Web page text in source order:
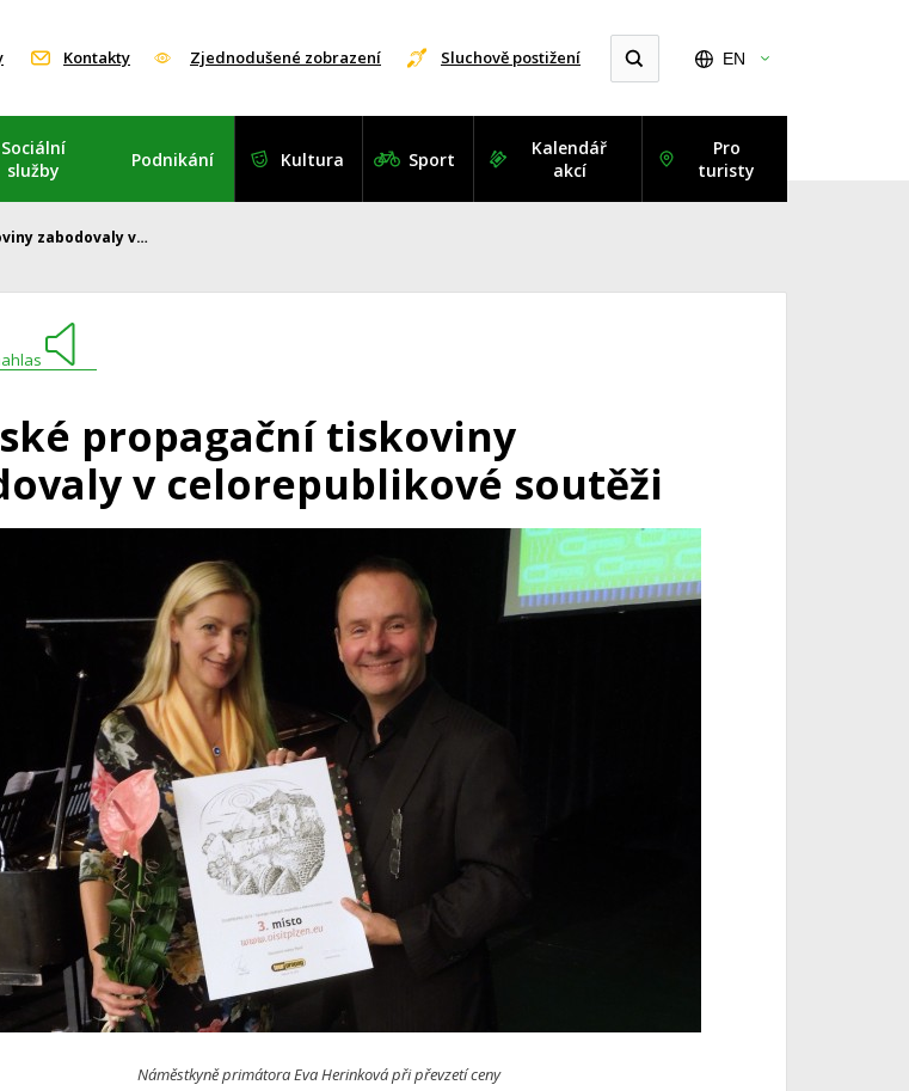
Kontakty Zjednodušené zobrazení Sluchově postižení EN
Sociální
služby
Podnikání Kultura Sport
Kalendář
akcí
Pro
turisty
zabodovaly v…
propagační tiskoviny
v celorepublikové soutěži
Náměstkyně primátora Eva Herinková při převzetí ceny